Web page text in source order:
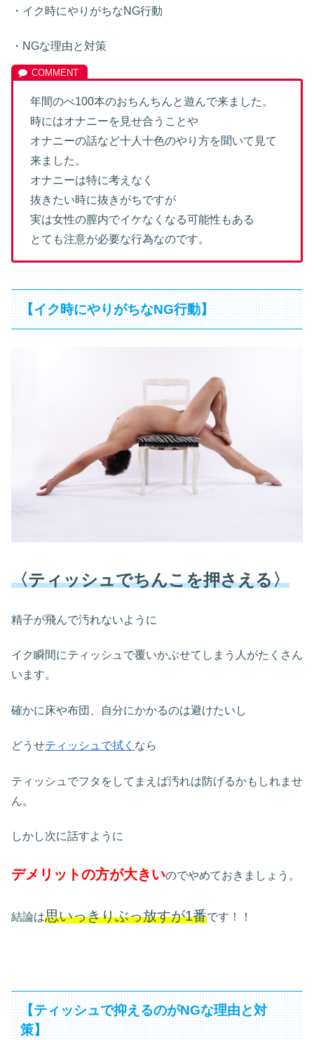
・イク時にやりがちなNG行動
・NGな理由と対策
年間のべ100本のおちんちんと遊んで来ました。
時にはオナニーを見せ合うことや
オナニーの話など十人十色のやり方を聞いて見て
来ました。
オナニーは特に考えなく
抜きたい時に抜きがちですが
実は女性の膣内でイケなくなる可能性もある
とても注意が必要な行為なのです。
【イク時にやりがちなNG行動】
〈ティッシュでちんこを押さえる〉
精子が飛んで汚れないように
イク瞬間にティッシュで覆いかぶせてしまう人がたくさん
います。
確かに床や布団、自分にかかるのは避けたいし
どうせティッシュで拭く なら
ティッシュでフタをしてまえば汚れは防げるかもしれませ
ん。
しかし次に話すように
デメリットの方が大きいのでやめておきましょう。
結論は思いっきりぶっ放すが1番です！！
【ティッシュで抑えるのがNGな理由と対
策】